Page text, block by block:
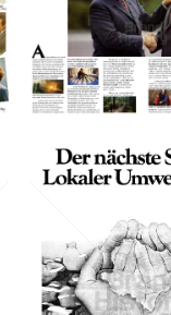
ÖVP -
ÖVP -
Volkspartei
1980
ÖVP -